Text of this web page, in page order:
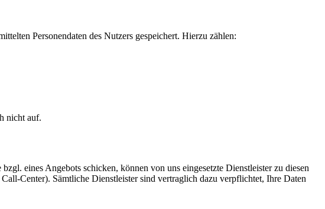
Personendaten des Nutzers gespeichert. Hierzu zählen:
nicht auf.
eines Angebots schicken, können von uns eingesetzte Dienstleister zu diesen
Center). Sämtliche Dienstleister sind vertraglich dazu verpflichtet, Ihre Daten